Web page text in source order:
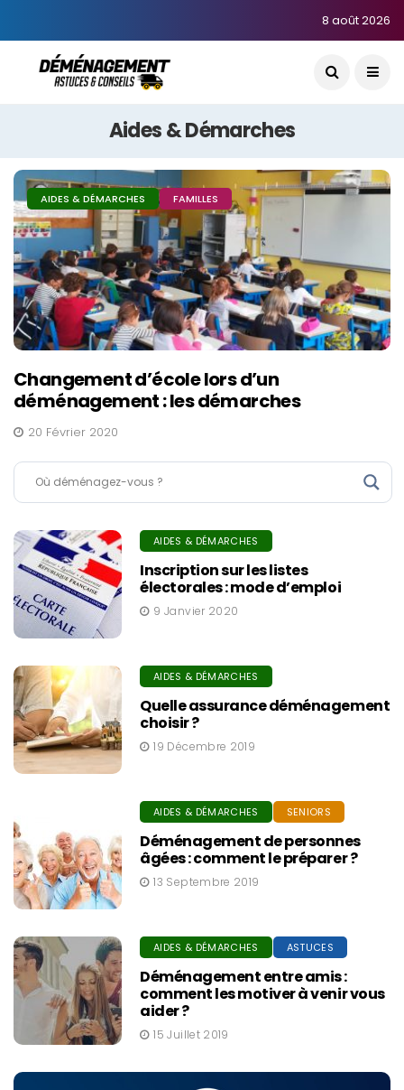
8 août 2026
Aides & Démarches
AIDES & DÉMARCHES FAMILLES
Changement d’école lors d’un
déménagement : les démarches
20 Février 2020
AIDES & DÉMARCHES
Inscription sur les listes
électorales : mode d’emploi
9 Janvier 2020
AIDES & DÉMARCHES
Quelle assurance déménagement
choisir ?
19 Décembre 2019
AIDES & DÉMARCHES SENIORS
Déménagement de personnes
âgées : comment le préparer ?
13 Septembre 2019
AIDES & DÉMARCHES ASTUCES
Déménagement entre amis :
comment les motiver à venir vous
aider ?
15 Juillet 2019